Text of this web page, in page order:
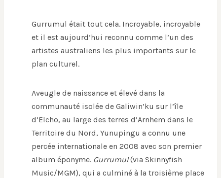
Gurrumul était tout cela. Incroyable, incroyable
et il est aujourd’hui reconnu comme l’un des
artistes australiens les plus importants sur le
plan culturel.
Aveugle de naissance et élevé dans la
communauté isolée de Galiwin’ku sur l’île
d’Elcho, au large des terres d’Arnhem dans le
Territoire du Nord, Yunupingu a connu une
percée internationale en 2008 avec son premier
album éponyme. Gurrumul(via Skinnyfish
Music/MGM), qui a culminé à la troisième place